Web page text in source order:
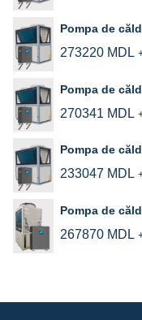
Pompa de
273220 MDL
Pompa de
270341 MDL
Pompa de
233047 MDL
Pompa de
267870 MDL